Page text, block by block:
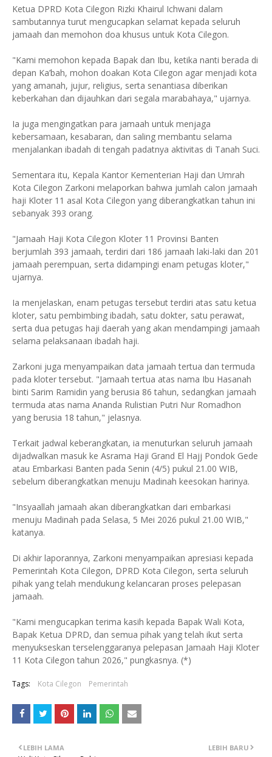
Ketua DPRD Kota Cilegon Rizki Khairul Ichwani dalam
sambutannya turut mengucapkan selamat kepada seluruh
jamaah dan memohon doa khusus untuk Kota Cilegon.
"Kami memohon kepada Bapak dan Ibu, ketika nanti berada di
depan Ka’bah, mohon doakan Kota Cilegon agar menjadi kota
yang amanah, jujur, religius, serta senantiasa diberikan
keberkahan dan dijauhkan dari segala marabahaya," ujarnya.
Ia juga mengingatkan para jamaah untuk menjaga
kebersamaan, kesabaran, dan saling membantu selama
menjalankan ibadah di tengah padatnya aktivitas di Tanah Suci.
Sementara itu, Kepala Kantor Kementerian Haji dan Umrah
Kota Cilegon Zarkoni melaporkan bahwa jumlah calon jamaah
haji Kloter 11 asal Kota Cilegon yang diberangkatkan tahun ini
sebanyak 393 orang.
"Jamaah Haji Kota Cilegon Kloter 11 Provinsi Banten
berjumlah 393 jamaah, terdiri dari 186 jamaah laki-laki dan 201
jamaah perempuan, serta didampingi enam petugas kloter,"
ujarnya.
Ia menjelaskan, enam petugas tersebut terdiri atas satu ketua
kloter, satu pembimbing ibadah, satu dokter, satu perawat,
serta dua petugas haji daerah yang akan mendampingi jamaah
selama pelaksanaan ibadah haji.
Zarkoni juga menyampaikan data jamaah tertua dan termuda
pada kloter tersebut. "Jamaah tertua atas nama Ibu Hasanah
binti Sarim Ramidin yang berusia 86 tahun, sedangkan jamaah
termuda atas nama Ananda Rulistian Putri Nur Romadhon
yang berusia 18 tahun," jelasnya.
Terkait jadwal keberangkatan, ia menuturkan seluruh jamaah
dijadwalkan masuk ke Asrama Haji Grand El Hajj Pondok Gede
atau Embarkasi Banten pada Senin (4/5) pukul 21.00 WIB,
sebelum diberangkatkan menuju Madinah keesokan harinya.
"Insyaallah jamaah akan diberangkatkan dari embarkasi
menuju Madinah pada Selasa, 5 Mei 2026 pukul 21.00 WIB,"
katanya.
Di akhir laporannya, Zarkoni menyampaikan apresiasi kepada
Pemerintah Kota Cilegon, DPRD Kota Cilegon, serta seluruh
pihak yang telah mendukung kelancaran proses pelepasan
jamaah.
"Kami mengucapkan terima kasih kepada Bapak Wali Kota,
Bapak Ketua DPRD, dan semua pihak yang telah ikut serta
menyukseskan terselenggaranya pelepasan Jamaah Haji Kloter
11 Kota Cilegon tahun 2026," pungkasnya. (*)
Tags: Kota Cilegon Pemerintah
LEBIH BARU
LEBIH LAMA